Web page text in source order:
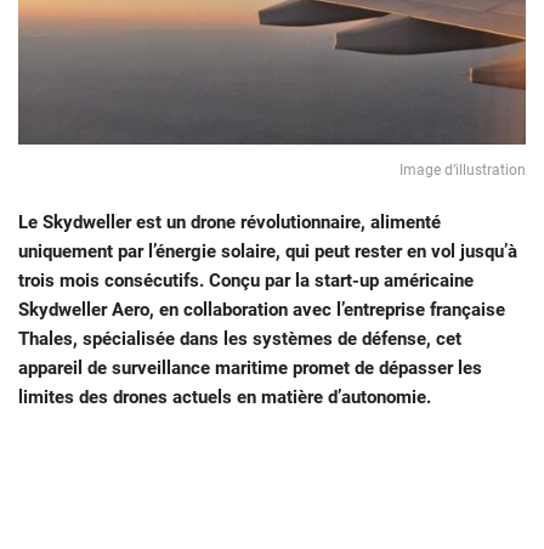
Image d’illustration
Le Skydweller est un drone révolutionnaire, alimenté
uniquement par l’énergie solaire, qui peut rester en vol jusqu’à
trois mois consécutifs. Conçu par la start-up américaine
Skydweller Aero, en collaboration avec l’entreprise française
Thales, spécialisée dans les systèmes de défense, cet
appareil de surveillance maritime promet de dépasser les
limites des drones actuels en matière d’autonomie.